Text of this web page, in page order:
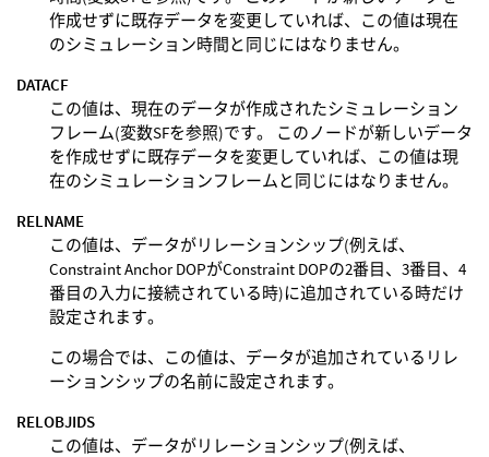
作成せずに既存データを変更していれば、この値は現在
のシミュレーション時間と同じにはなりません。
DATACF
この値は、現在のデータが作成されたシミュレーション
フレーム(変数SFを参照)です。 このノードが新しいデータ
を作成せずに既存データを変更していれば、この値は現
在のシミュレーションフレームと同じにはなりません。
RELNAME
この値は、データがリレーションシップ(例えば、
Constraint Anchor DOPがConstraint DOPの2番目、3番目、4
番目の入力に接続されている時)に追加されている時だけ
設定されます。
この場合では、この値は、データが追加されているリレ
ーションシップの名前に設定されます。
RELOBJIDS
この値は、データがリレーションシップ(例えば、